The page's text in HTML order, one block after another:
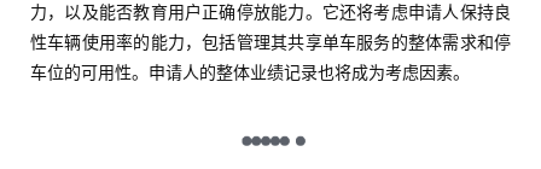
力，以及能否教育用户正确停放能力。它还将考虑申请人保持良
性车辆使用率的能力，包括管理其共享单车服务的整体需求和停
车位的可用性。申请人的整体业绩记录也将成为考虑因素。